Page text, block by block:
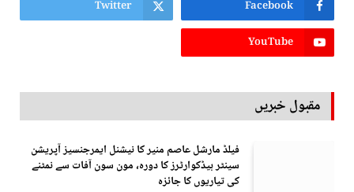
Facebook
Twitter
YouTube
مقبول خبریں
فیلڈ مارشل عاصم منیر کا نیشنل ایمرجنسیز آپریشن
سینٹر ہیڈکوارٹرز کا دورہ، مون سون آفات سے نمٹنے
کی تیاریوں کا جائزہ